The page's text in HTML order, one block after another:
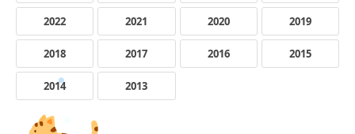
2022 2021 2020 2019
2018 2017 2016 2015
2014 2013